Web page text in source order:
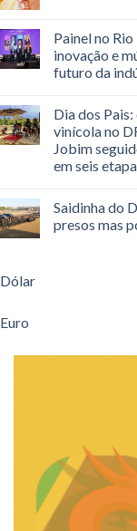
Painel no
inovação e
futuro da
Dia dos
vinícola no
Jobim
em seis
Saidinha do
presos mas
Dólar
Euro